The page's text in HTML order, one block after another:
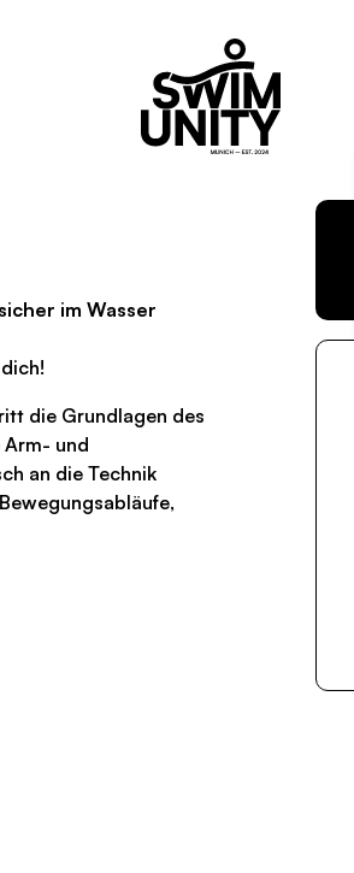
im Wasser
die Grundlagen des
Arm- und
an die Technik